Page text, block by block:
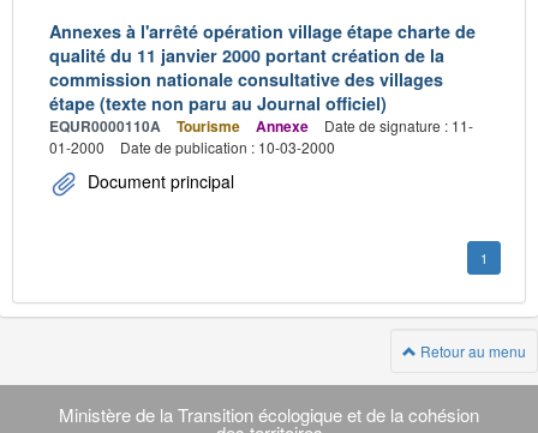
Annexes à l'arrêté opération village étape charte de
qualité du 11 janvier 2000 portant création de la
commission nationale consultative des villages
étape (texte non paru au Journal officiel)
EQUR0000110A Tourisme Annexe
Date de signature : 11-
01-2000
Date de publication : 10-03-2000
Document principal
1
Retour au menu
Navigation
transverse
Ministère de la Transition écologique et de la cohésion